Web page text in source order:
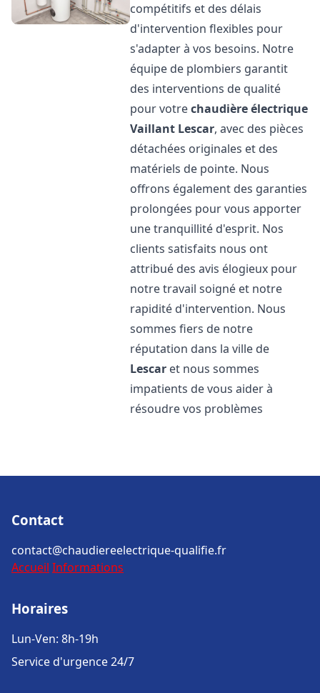
compétitifs et des délais
d'intervention flexibles pour
s'adapter à vos besoins. Notre
équipe de plombiers garantit
des interventions de qualité
pour votrechaudière électrique
Vaillant Lescar, avec des pièces
détachées originales et des
matériels de pointe. Nous
offrons également des garanties
prolongées pour vous apporter
une tranquillité d'esprit. Nos
clients satisfaits nous ont
attribué des avis élogieux pour
notre travail soigné et notre
rapidité d'intervention. Nous
sommes fiers de notre
réputation dans la ville de
Lescar et nous sommes
impatients de vous aider à
résoudre vos problèmes
Contact
contact@chaudiereelectrique-qualifie.fr
Accueil Informations
Horaires
Lun-Ven: 8h-19h
Service d'urgence 24/7